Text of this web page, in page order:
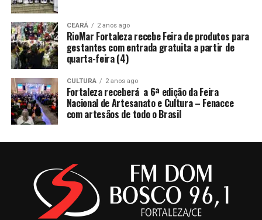
CEARÁ 2 anos ago
RioMar Fortaleza recebe Feira de produtos para
gestantes com entrada gratuita a partir de
quarta-feira (4)
CULTURA 2 anos ago
Fortaleza receberá a 6ª edição da Feira
Nacional de Artesanato e Cultura – Fenacce
com artesãos de todo o Brasil